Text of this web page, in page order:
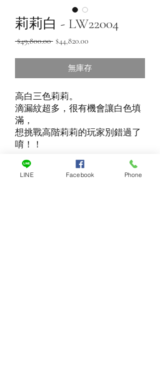
莉莉白 - LW22004
$49,800.00 一
價
$44,820.00
價
格
無庫存
高白三色莉莉。
滴漏紋超多，很有機會讓白色填
滿，
想挑戰高階莉莉的玩家別錯過了
唷！！
LINE Facebook Phone